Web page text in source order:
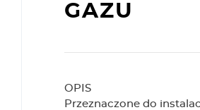
GAZU
OPIS
Przeznaczone do